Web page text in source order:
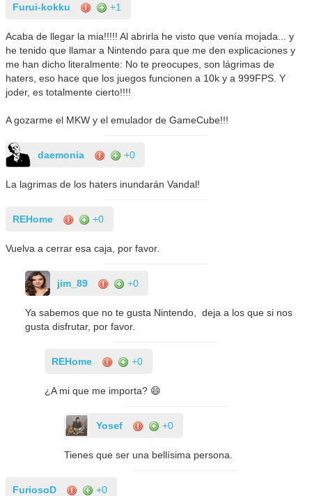
Furui-kokku +1
Acaba de llegar la mia!!!!! Al abrirla he visto que venía mojada... y
he tenido que llamar a Nintendo para que me den explicaciones y
me han dicho literalmente: No te preocupes, son lágrimas de
haters, eso hace que los juegos funcionen a 10k y a 999FPS. Y
joder, es totalmente cierto!!!!
A gozarme el MKW y el emulador de GameCube!!!
daemonia +0
La lagrimas de los haters inundarán Vandal!
REHome +0
Vuelva a cerrar esa caja, por favor.
jim_89 +0
Ya sabemos que no te gusta Nintendo, deja a los que si nos
gusta disfrutar, por favor.
REHome +0
¿A mi que me importa? 😄
Yosef +0
Tienes que ser una bellísima persona.
FuriosoD +0